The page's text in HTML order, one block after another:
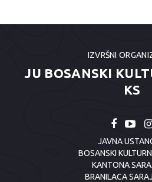
IZVRŠNI
JU BOSANSKI
KS
JAVNA
BOSANSKI
KANTONA
BRANILACA